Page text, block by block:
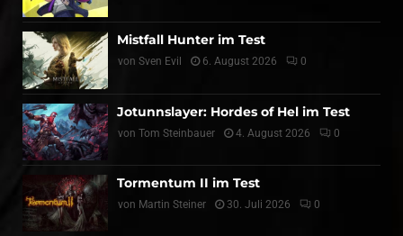
Mistfall Hunter im Test
von Sven Evil 6. August 2026 0
Jotunnslayer: Hordes of Hel im Test
von Tom Steinbauer 4. August 2026 0
Tormentum II im Test
von Martin Steiner 30. Juli 2026 0